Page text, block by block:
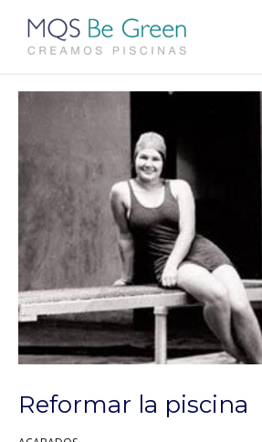
Reformar la piscina